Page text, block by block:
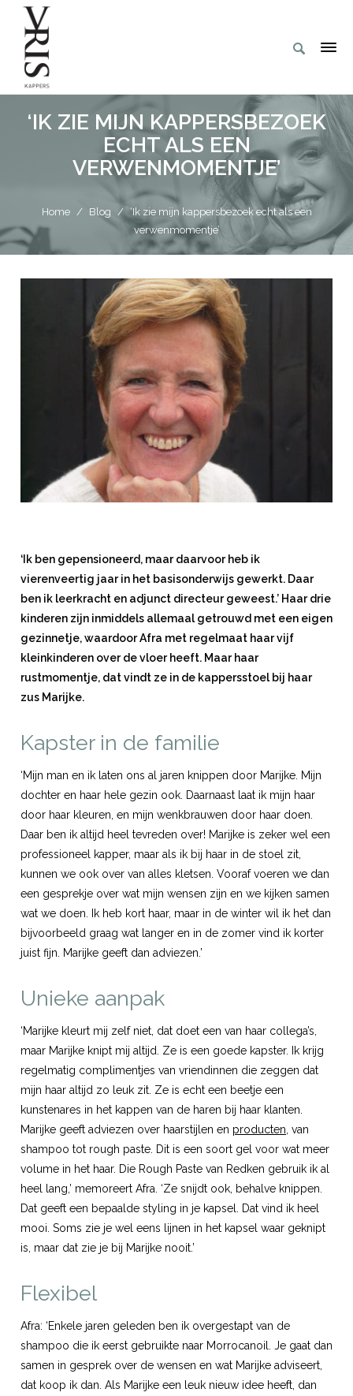
‘IK ZIE MIJN KAPPERSBEZOEK
ECHT ALS EEN
VERWENMOMENTJE’
Home / Blog /
‘Ik zie mijn kappersbezoek echt als een
verwenmomentje’
‘Ik ben gepensioneerd, maar daarvoor heb ik
vierenveertig jaar in het basisonderwijs gewerkt. Daar
ben ik leerkracht en adjunct directeur geweest.’ Haar drie
kinderen zijn inmiddels allemaal getrouwd met een eigen
gezinnetje, waardoor Afra met regelmaat haar vijf
kleinkinderen over de vloer heeft. Maar haar
rustmomentje, dat vindt ze in de kappersstoel bij haar
zus Marijke.
Kapster in de familie
‘Mijn man en ik laten ons al jaren knippen door Marijke. Mijn
dochter en haar hele gezin ook. Daarnaast laat ik mijn haar
door haar kleuren, en mijn wenkbrauwen door haar doen.
Daar ben ik altijd heel tevreden over! Marijke is zeker wel een
professioneel kapper, maar als ik bij haar in de stoel zit,
kunnen we ook over van alles kletsen. Vooraf voeren we dan
een gesprekje over wat mijn wensen zijn en we kijken samen
wat we doen. Ik heb kort haar, maar in de winter wil ik het dan
bijvoorbeeld graag wat langer en in de zomer vind ik korter
juist fijn. Marijke geeft dan adviezen.’
Unieke aanpak
‘Marijke kleurt mij zelf niet, dat doet een van haar collega’s,
maar Marijke knipt mij altijd. Ze is een goede kapster. Ik krijg
regelmatig complimentjes van vriendinnen die zeggen dat
mijn haar altijd zo leuk zit. Ze is echt een beetje een
kunstenares in het kappen van de haren bij haar klanten.
Marijke geeft adviezen over haarstijlen en producten , van
shampoo tot rough paste. Dit is een soort gel voor wat meer
volume in het haar. Die Rough Paste van Redken gebruik ik al
heel lang,’ memoreert Afra. ‘Ze snijdt ook, behalve knippen.
Dat geeft een bepaalde styling in je kapsel. Dat vind ik heel
mooi. Soms zie je wel eens lijnen in het kapsel waar geknipt
is, maar dat zie je bij Marijke nooit.’
Flexibel
Afra: ‘Enkele jaren geleden ben ik overgestapt van de
shampoo die ik eerst gebruikte naar Morrocanoil. Je gaat dan
samen in gesprek over de wensen en wat Marijke adviseert,
dat koop ik dan. Als Marijke een leuk nieuw idee heeft, dan